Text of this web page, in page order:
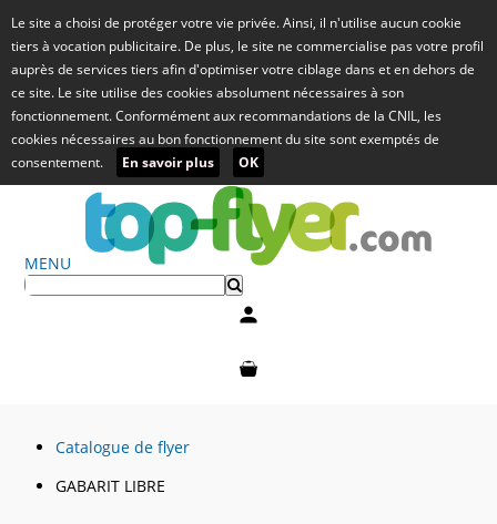
Le site a choisi de protéger votre vie privée. Ainsi, il n'utilise aucun cookie
tiers à vocation publicitaire. De plus, le site ne commercialise pas votre profil
auprès de services tiers afin d'optimiser votre ciblage dans et en dehors de
ce site. Le site utilise des cookies absolument nécessaires à son
fonctionnement. Conformément aux recommandations de la CNIL, les
cookies nécessaires au bon fonctionnement du site sont exemptés de
consentement.
En savoir plus OK
MENU
Catalogue de flyer
GABARIT LIBRE